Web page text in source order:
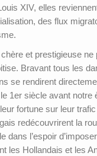
XIV, elles
des flux
et prestigieuse ne
Bravant tous les
se rendirent
1er siècle avant notre
fortune sur leur
redécouvrirent la
dans l’espoir
les Hollandais et les